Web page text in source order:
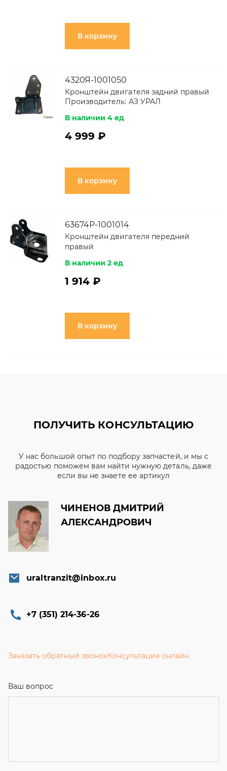
В корзину
4320Я-1001050
Кронштейн двигателя задний правый
Производитель: АЗ УРАЛ
В наличии 4 ед
4 999 ₽
В корзину
63674Р-1001014
Кронштейн двигателя передний
правый
В наличии 2 ед
1 914 ₽
В корзину
ПОЛУЧИТЬ КОНСУЛЬТАЦИЮ
У нас большой опыт по подбору запчастей, и мы с
радостью поможем вам найти нужную деталь, даже
если вы не знаете ее артикул
ЧИНЕНОВ ДМИТРИЙ
АЛЕКСАНДРОВИЧ
uraltranzit@inbox.ru
+7 (351) 214-36-26
Заказать обратный звонокКонсультация онлайн
Ваш вопрос